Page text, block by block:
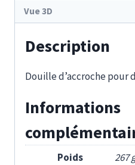
Vue 3D
Description
Douille d’accroche pour
Informations
Poids 267